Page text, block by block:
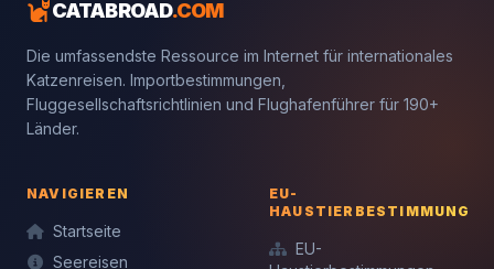
CATABROAD.COM
Die umfassendste Ressource im Internet für internationales
Katzenreisen. Importbestimmungen,
Fluggesellschaftsrichtlinien und Flughafenführer für 190+
Länder.
NAVIGIEREN
Startseite
Seereisen
EU-
HAUSTIERBESTIMMUNGEN
EU-